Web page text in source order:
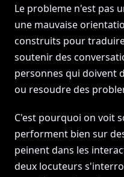
Le probleme n'est pas
une mauvaise
construits pour
soutenir des
personnes qui doivent
ou resoudre des
C'est pourquoi on voit
performent bien sur
peinent dans les
deux locuteurs